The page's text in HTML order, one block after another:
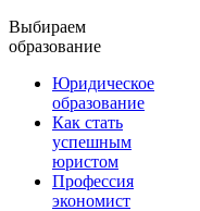
Выбираем
образование
Юридическое
образование
Как стать
успешным
юристом
Профессия
экономист